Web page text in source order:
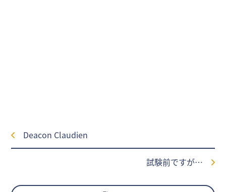
Deacon Claudien
試験前ですが…